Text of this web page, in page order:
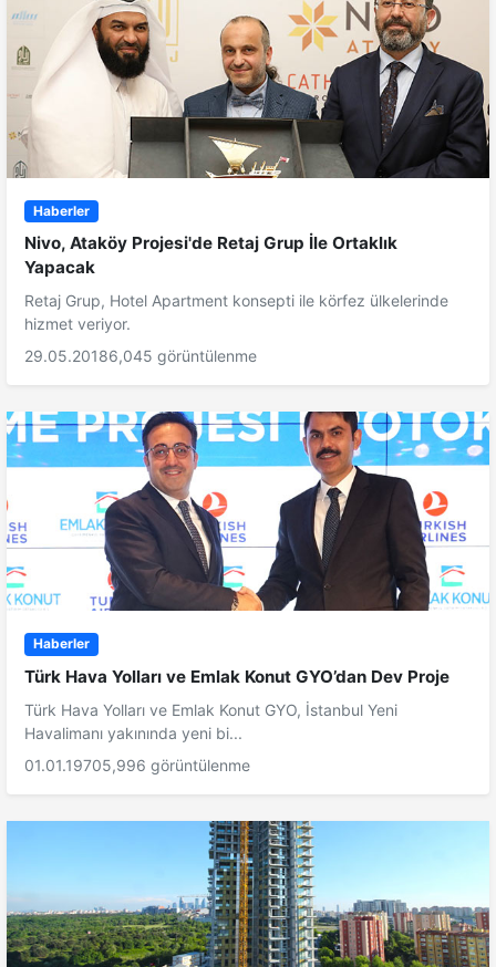
Haberler
Nivo, Ataköy Projesi'de Retaj Grup İle Ortaklık
Yapacak
Retaj Grup, Hotel Apartment konsepti ile körfez ülkelerinde
hizmet veriyor.
29.05.20186,045 görüntülenme
Haberler
Türk Hava Yolları ve Emlak Konut GYO’dan Dev Proje
Türk Hava Yolları ve Emlak Konut GYO, İstanbul Yeni
Havalimanı yakınında yeni bi...
01.01.19705,996 görüntülenme